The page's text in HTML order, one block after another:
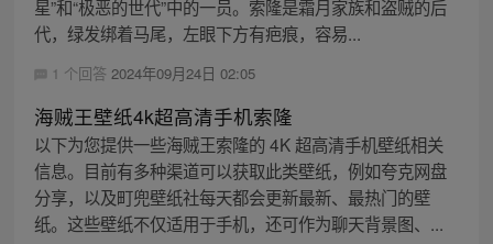
星”和“极恶的世代”中的一员。索隆是霜月家族和盗贼的后
代，绿发绑着马尾，左眼下方有疤痕，容易...
1 个回答 2024年09月24日 02:05
海贼王壁纸4k超高清手机索隆
以下为您提供一些海贼王索隆的 4K 超高清手机壁纸相关
信息。目前有多种渠道可以获取此类壁纸，例如夸克网盘
分享，以及町兜壁纸社每天都会更新最新、最热门的壁
纸。这些壁纸不仅适用于手机，还可作为聊天背景图、...